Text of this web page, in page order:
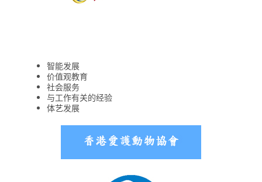
智能发展
价值观教育
社会服务
与工作有关的经验
体艺发展